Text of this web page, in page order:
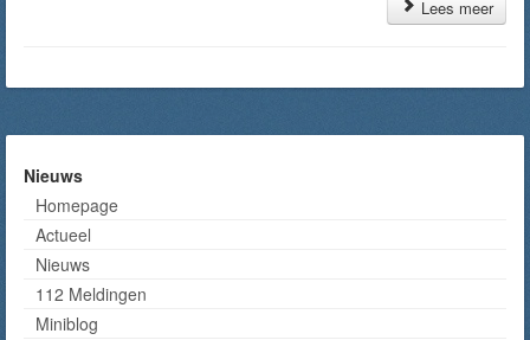
Lees meer
Nieuws
Homepage
Actueel
Nieuws
112 Meldingen
Miniblog